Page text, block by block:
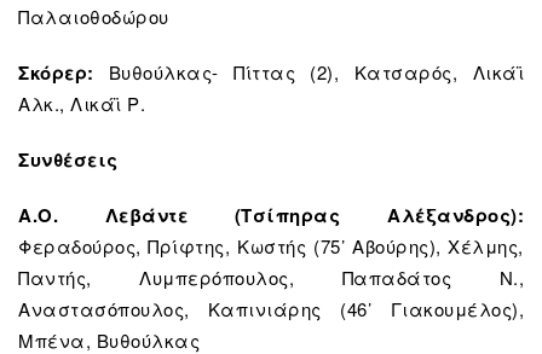
Παλαιοθοδώρου
Σκόρερ: Βυθούλκας- Πίττας (2), Κατσαρός, Λικάϊ
Αλκ., Λικάϊ Ρ.
Συνθέσεις
Α.Ο. Λεβάντε (Τσίπηρας Αλέξανδρος):
Φεραδούρος, Πρίφτης, Κωστής (75’ Αβούρης), Χέλμης,
Παντής, Λυμπερόπουλος, Παπαδάτος Ν.,
Αναστασόπουλος, Καπινιάρης (46’ Γιακουμέλος),
Μπένα, Βυθούλκας